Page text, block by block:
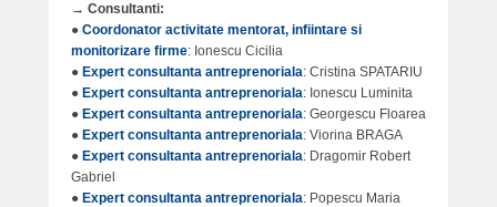
r
a
e
s
c
u
F
→ Consultanti:
● Coordonator activitate mentorat, infiintare si
monitorizare firme: Ionescu Cicilia
● Expert consultanta antreprenoriala: Cristina SPATARIU
● Expert consultanta antreprenoriala: Ionescu Luminita
● Expert consultanta antreprenoriala: Georgescu Floarea
● Expert consultanta antreprenoriala: Viorina BRAGA
● Expert consultanta antreprenoriala: Dragomir Robert
Gabriel
● Expert consultanta antreprenoriala: Popescu Maria